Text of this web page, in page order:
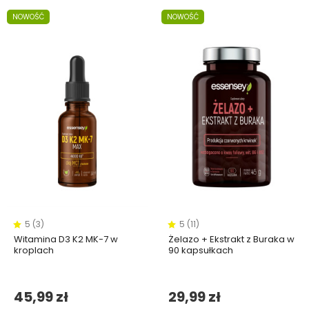
NOWOŚĆ
5 (3)
Witamina D3 K2 MK-7 w
kroplach
45,99 zł
NOWOŚĆ
5 (11)
Żelazo + Ekstrakt z Buraka w
90 kapsułkach
29,99 zł